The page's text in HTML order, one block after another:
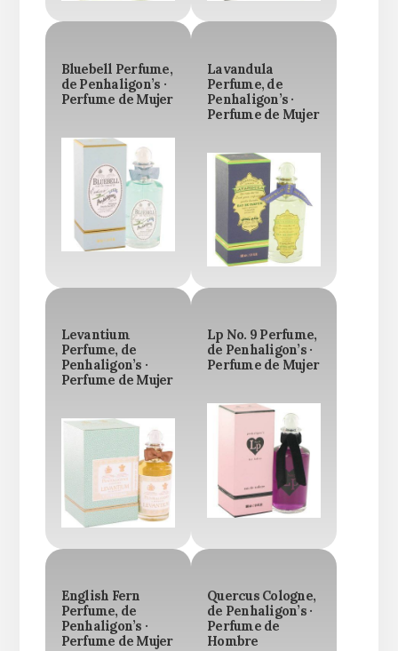
Bluebell Perfume,
de Penhaligon’s ·
Perfume de Mujer
Lavandula
Perfume, de
Penhaligon’s ·
Perfume de Mujer
Levantium
Perfume, de
Penhaligon’s ·
Perfume de Mujer
Lp No. 9 Perfume,
de Penhaligon’s ·
Perfume de Mujer
English Fern
Perfume, de
Penhaligon’s ·
Perfume de Mujer
Quercus Cologne,
de Penhaligon’s ·
Perfume de
Hombre